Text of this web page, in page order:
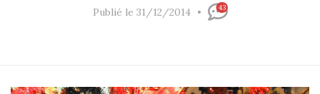
Publié le 31/12/2014 43